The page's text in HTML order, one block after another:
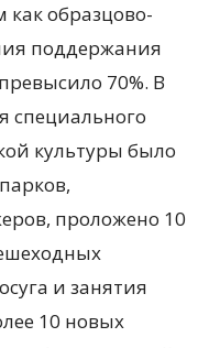
образцово-
поддержания
70%. В
специального
культуры было
проложено 10
и занятия
10 новых